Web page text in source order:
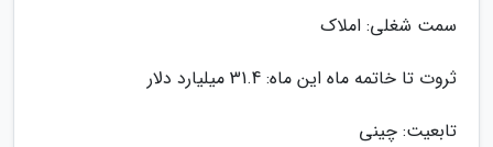
سمت شغلی: املاک
ثروت تا خاتمه ماه این ماه: 31.4 میلیارد دلار
تابعیت: چینی